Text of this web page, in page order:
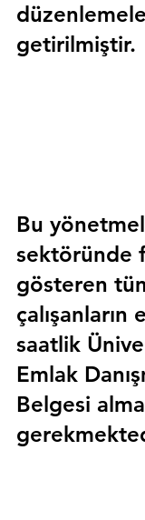
getirilmiştir.
Bu
sektöründe
gösteren
çalışanların
saatlik
Emlak
Belgesi